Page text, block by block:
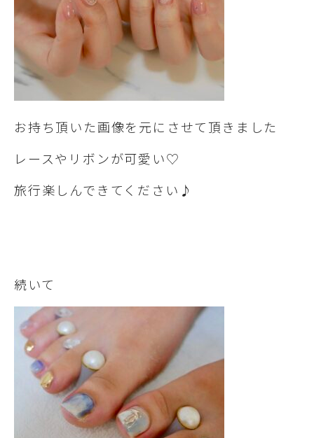
お持ち頂いた画像を元にさせて頂きました
レースやリボンが可愛い♡
旅行楽しんできてください♪
続いて